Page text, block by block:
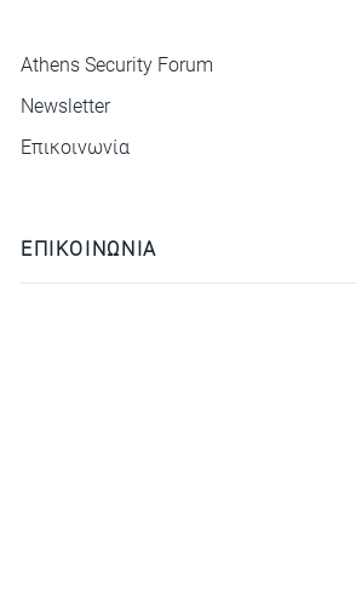
Athens Security Forum
Newsletter
Επικοινωνία
ΕΠΙΚΟΙΝΩΝΙΑ